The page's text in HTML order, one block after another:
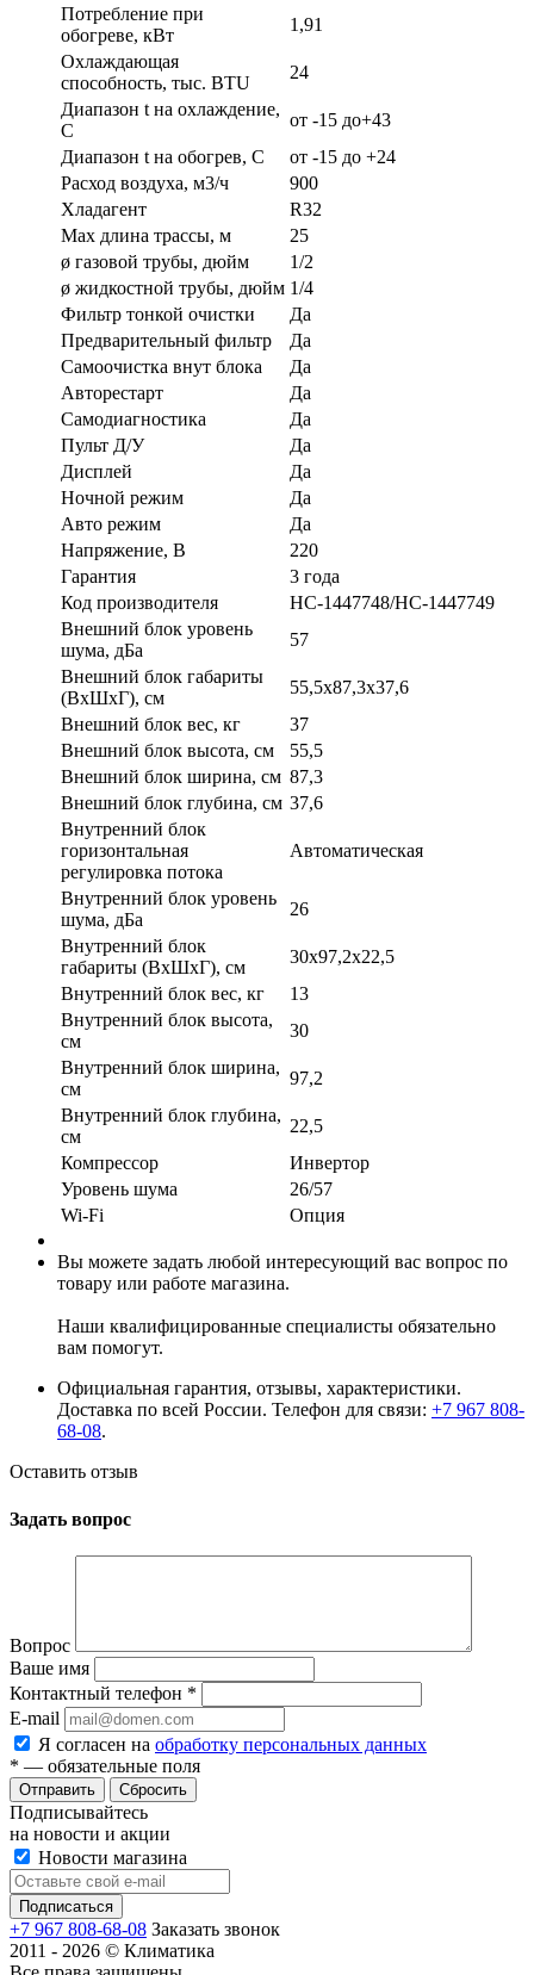
Потребление при
обогреве, кВт
1,91
Охлаждающая
способность, тыс. BTU
24
Диапазон t на охлаждение,
С
от -15 до+43
Диапазон t на обогрев, С
от -15 до +24
Расход воздуха, м3/ч
900
Хладагент
R32
Max длина трассы, м
25
ø газовой трубы, дюйм
1/2
ø жидкостной трубы, дюйм 1/4
Фильтр тонкой очистки
Да
Предварительный фильтр
Да
Самоочистка внут блока
Да
Авторестарт
Да
Самодиагностика
Да
Пульт Д/У
Да
Дисплей
Да
Ночной режим
Да
Авто режим
Да
Напряжение, В
220
Гарантия
3 года
Код производителя
НС-1447748/НС-1447749
Внешний блок уровень
шума, дБа
57
Внешний блок габариты
(ВхШхГ), см
55,5x87,3x37,6
Внешний блок вес, кг
37
Внешний блок высота, см
55,5
Внешний блок ширина, см 87,3
Внешний блок глубина, см 37,6
Внутренний блок
горизонтальная
регулировка потока
Автоматическая
Внутренний блок уровень
шума, дБа
26
Внутренний блок
габариты (ВхШхГ), см
30x97,2x22,5
Внутренний блок вес, кг
13
Внутренний блок высота,
см
30
Внутренний блок ширина,
см
97,2
Внутренний блок глубина,
см
22,5
Компрессор
Инвертор
Уровень шума
26/57
Wi-Fi
Опция
Вы можете задать любой интересующий вас вопрос по
товару или работе магазина.
Наши квалифицированные специалисты обязательно
вам помогут.
Официальная гарантия, отзывы, характеристики.
Доставка по всей России. Телефон для связи: +7 967 808-
68-08.
Оставить отзыв
Задать вопрос
Вопрос
Ваше имя
Контактный телефон *
E-mail
Я согласен на обработку персональных данных
* — обязательные поля
Сбросить
Подписывайтесь
на новости и акции
Новости магазина
+7 967 808-68-08 Заказать звонок
2011 - 2026 © Климатика